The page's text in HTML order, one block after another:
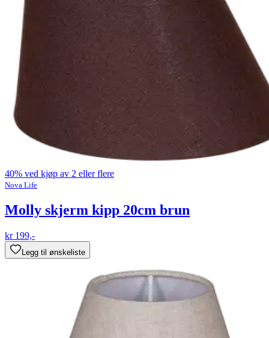
40% ved kjøp av 2 eller flere
Nova Life
Molly skjerm kipp 20cm brun
kr 199,-
Legg til ønskeliste